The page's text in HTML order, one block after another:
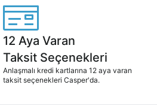
12 Aya Varan
Taksit Seçenekleri
Anlaşmalı kredi kartlarına 12 aya varan
taksit seçenekleri Casper'da.